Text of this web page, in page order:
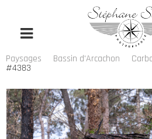
Paysages Bassin d'Arcachon
#4383